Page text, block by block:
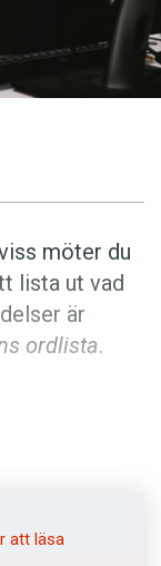
möter du
lista ut vad
är
ordlista.
att läsa